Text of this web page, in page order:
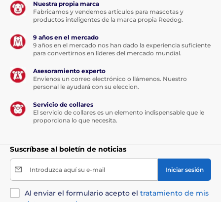
Nuestra propia marca
Fabricamos y vendemos artículos para mascotas y
productos inteligentes de la marca propia Reedog.
9 años en el mercado
9 años en el mercado nos han dado la experiencia suficiente
para convertirnos en líderes del mercado mundial.
Asesoramiento experto
Envíenos un correo electrónico o llámenos. Nuestro
personal le ayudará con su eleccion.
Servicio de collares
El servicio de collares es un elemento indispensable que le
proporciona lo que necesita.
Suscríbase al boletín de noticias
Introduzca aquí su e-mail Iniciar sesión
Al enviar el formulario acepto el tratamiento de mis